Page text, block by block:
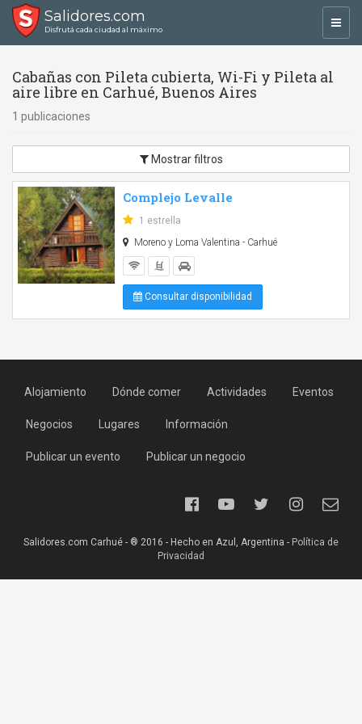
Salidores.com
Disfrutá cada ciudad al máximo
Cabañas con Pileta cubierta, Wi-Fi y Pileta al
aire libre en Carhué, Buenos Aires
1 publicaciones
Mostrar filtros
Complejo Levalle
1 estrella
Moreno y Loma Valentina - Carhué
Consultar disponibilidad
Alojamiento Dónde comer Actividades Eventos
Negocios Lugares Información
Publicar un evento Publicar un negocio
Salidores.com Carhué - ® 2016 - Hecho en Azul, Argentina - Política de
Privacidad